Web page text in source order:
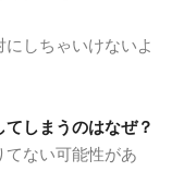
しちゃいけないよ
しまうのはなぜ？
ない可能性があ